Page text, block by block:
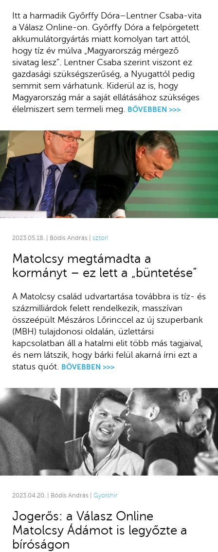
Itt a harmadik Győrffy Dóra–Lentner Csaba-vita
a Válasz Online-on. Győrffy Dóra a felpörgetett
akkumulátorgyártás miatt komolyan tart attól,
hogy tíz év múlva „Magyarország mérgező
sivatag lesz”. Lentner Csaba szerint viszont ez
gazdasági szükségszerűség, a Nyugattól pedig
semmit sem várhatunk. Kiderül az is, hogy
Magyarország már a saját ellátásához szükséges
élelmiszert sem termeli meg. BŐVEBBEN >>>
2023.05.18. | Bódis András | sztori
Matolcsy megtámadta a
kormányt – ez lett a „büntetése”
A Matolcsy család udvartartása továbbra is tíz- és
százmilliárdok felett rendelkezik, masszívan
összeépült Mészáros Lőrinccel az új szuperbank
(MBH) tulajdonosi oldalán, üzlettársi
kapcsolatban áll a hatalmi elit több más tagjaival,
és nem látszik, hogy bárki felül akarná írni ezt a
status quót.
BŐVEBBEN >>>
2023.04.20. | Bódis András | Gyorshír
Jogerős: a Válasz Online
Matolcsy Ádámot is legyőzte a
bíróságon